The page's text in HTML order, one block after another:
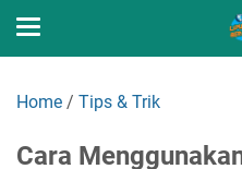
Home / Tips & Trik
Cara